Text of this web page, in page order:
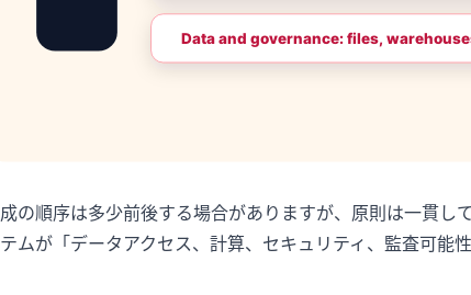
の順序は多少前後する場合がありますが、原則は一貫し
ムが「データアクセス、計算、セキュリティ、監査可能